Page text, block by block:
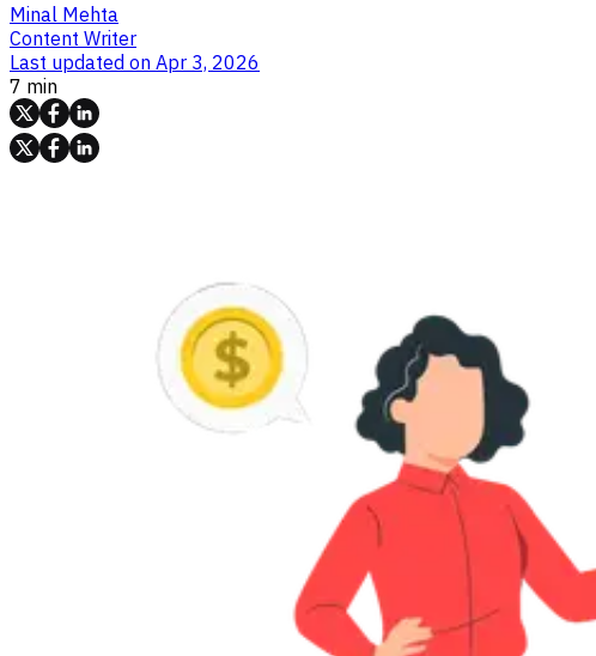
Minal Mehta
Content Writer
Last updated on Apr 3, 2026
7 min